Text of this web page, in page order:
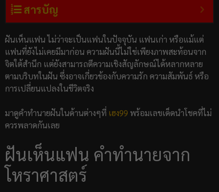
สารบัญ
ฝันเห็นแฟน ไม่ว่าจะเป็นแฟนในปัจจุบัน แฟนเก่า หรือแม้แต่
แฟนที่ยังไม่เคยมีมาก่อน ความฝันนี้ไม่ใช่เพียงภาพสะท้อนจาก
จิตใต้สำนึก แต่ยังสามารถตีความเชิงสัญลักษณ์ได้หลากหลาย
ตามบริบทในฝัน ซึ่งอาจเกี่ยวข้องกับความรัก ความสัมพันธ์ หรือ
การเปลี่ยนแปลงในชีวิตจริง
มาดูคำทำนายฝันในด้านต่างๆที่ เฮง99 พร้อมเลขเด็ดนำโชคที่ไม่
ควรพลาดกันเลย
ฝันเห็นแฟน คำทำนายจาก
โหราศาสตร์